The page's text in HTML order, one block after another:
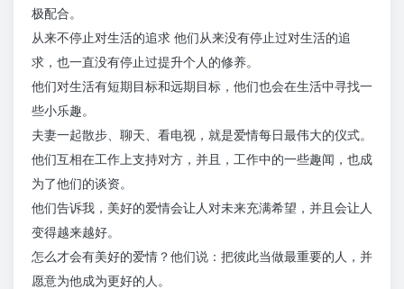
极配合。
从来不停止对生活的追求 他们从来没有停止过对生活的追
求，也一直没有停止过提升个人的修养。
他们对生活有短期目标和远期目标，他们也会在生活中寻找一
些小乐趣。
夫妻一起散步、聊天、看电视，就是爱情每日最伟大的仪式。
他们互相在工作上支持对方，并且，工作中的一些趣闻，也成
为了他们的谈资。
他们告诉我，美好的爱情会让人对未来充满希望，并且会让人
变得越来越好。
怎么才会有美好的爱情？他们说：把彼此当做最重要的人，并
愿意为他成为更好的人。